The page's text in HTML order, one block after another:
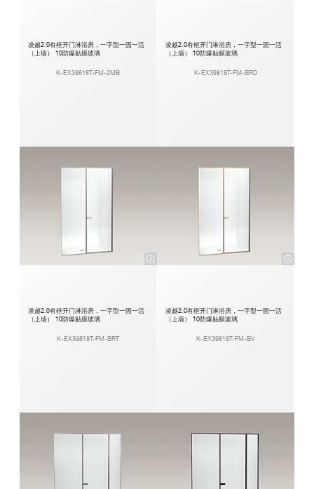
凌越2.0有框开门淋浴房，一字型一固一活
（上墙） 10防爆贴膜玻璃
K-EX39818T-FM-2MB
凌越2.0有框开门淋浴房，一字型一固一活
（上墙） 10防爆贴膜玻璃
K-EX39818T-FM-BRD
凌越2.0有框开门淋浴房，一字型一固一活
（上墙） 10防爆贴膜玻璃
K-EX39818T-FM-BRT
凌越2.0有框开门淋浴房，一字型一固一活
（上墙） 10防爆贴膜玻璃
K-EX39818T-FM-BV